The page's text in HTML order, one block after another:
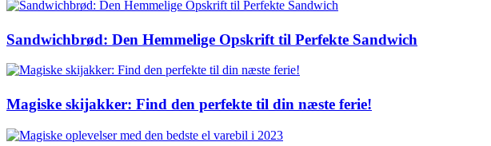
Sandwichbrød: Den Hemmelige Opskrift til Perfekte Sandwich
Magiske skijakker: Find den perfekte til din næste ferie!